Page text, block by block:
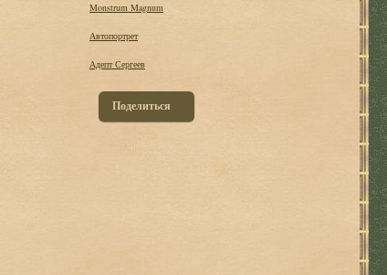
Monstrum Magnum
Автопортрет
Адепт Сергеев
Поделиться